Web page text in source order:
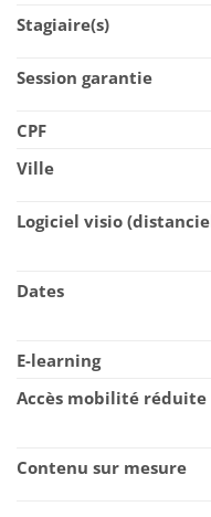
Stagiaire(s)
Session garantie
CPF
Ville
Logiciel visio
Dates
E-learning
Accès mobilité réduite
Contenu sur mesure